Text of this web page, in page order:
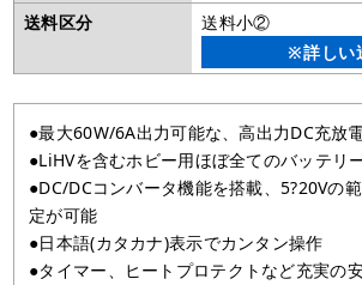
送料区分
送料小②
※詳しい
●最大60W/6A出力可能な、高出力DC充放
●LiHVを含むホビー用ほぼ全てのバッテリ
●DC/DCコンバータ機能を搭載、5?20Vの
定が可能
●日本語(カタカナ)表示でカンタン操作
●タイマー、ヒートプロテクトなど充実の